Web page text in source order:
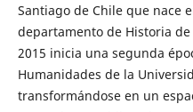
Santiago de Chile que nace
departamento de Historia
2015 inicia una segunda
Humanidades de la
transformándose en un